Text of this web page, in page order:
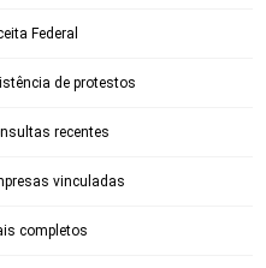
Federal
de protestos
recentes
vinculadas
completos